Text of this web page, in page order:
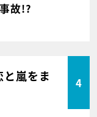
故!?
嵐をま
4